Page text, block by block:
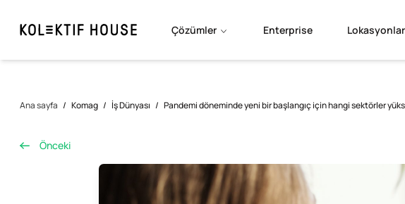
Çözümler Enterprise Lokasyonlar
Ana sayfa / Komag / İş Dünyası / Pandemi döneminde yeni bir başlangıç için hangi sektörler
Önceki